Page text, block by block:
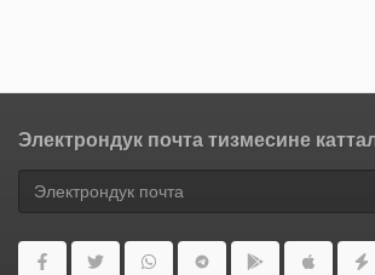
Электрондук почта тизмесине